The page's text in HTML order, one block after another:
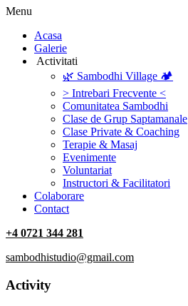
Menu
‎Acasa
Galerie
‎ ‎Activitati‎
🌿 Sambodhi Village 🏕️
> Intrebari Frecvente <
Comunitatea Sambodhi
Clase de Grup Saptamanale
Clase Private & Coaching
Terapie & Masaj
‎Evenimente
Voluntariat
‏‏‎Instructori & Facilitatori
Colaborare
Contact
+4 0721 344 281
sambodhistudio@gmail.com
Activity